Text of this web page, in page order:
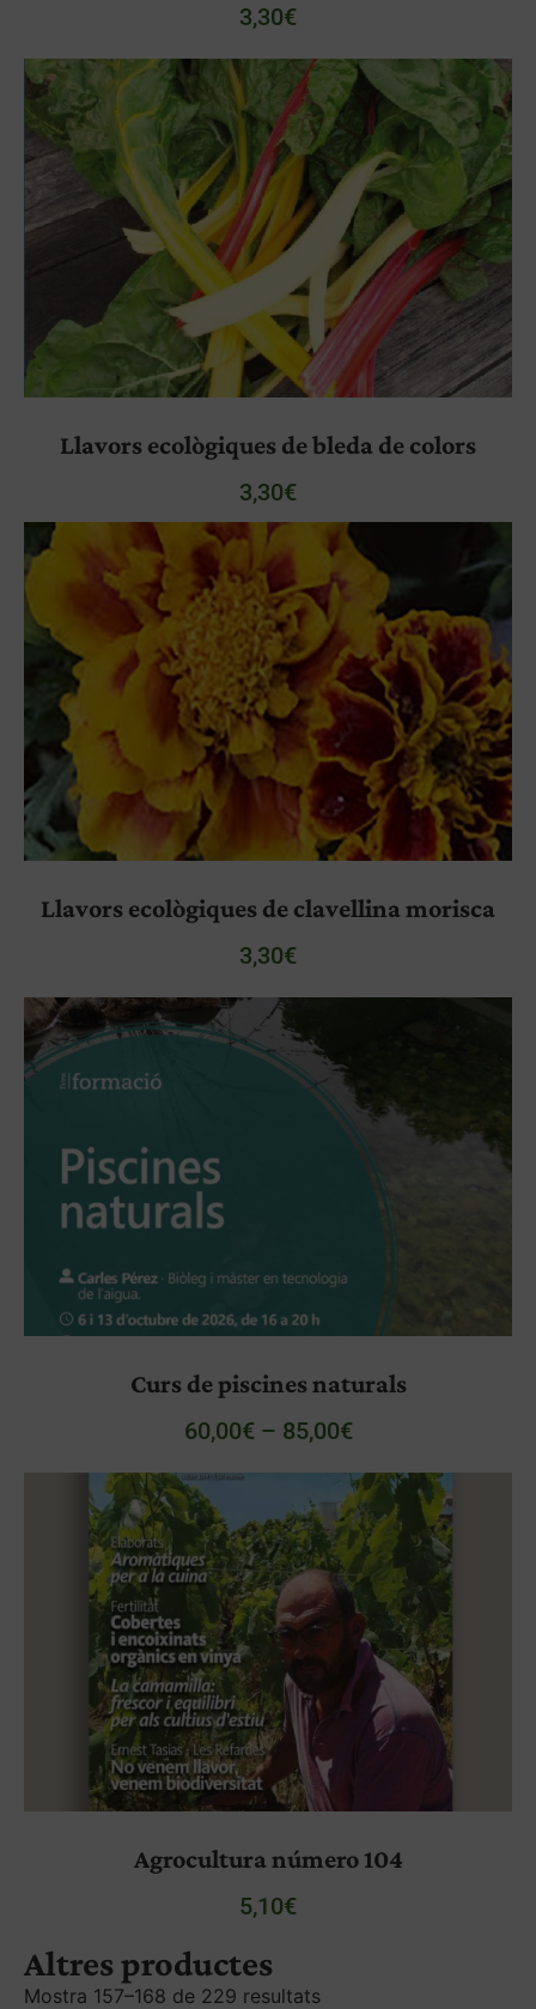
3,30€
Llavors ecològiques de bleda de colors
3,30€
Llavors ecològiques de clavellina morisca
3,30€
Curs de piscines naturals
60,00€ – 85,00€
Agrocultura número 104
5,10€
Altres productes
Mostra 157–168 de 229 resultats